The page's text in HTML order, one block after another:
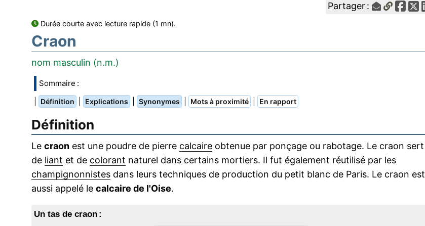
Partager :
Durée courte avec lecture rapide (1 mn).
Craon
nom masculin (n.m.)
Sommaire :
Définition Explications Synonymes Mots à proximité En rapport
Définition
Le craon est une poudre de pierre calcaire obtenue par ponçage ou rabotage. Le craon sert
de liant et de colorant naturel dans certains mortiers. Il fut également réutilisé par les
champignonnistes dans leurs techniques de production du petit blanc de Paris. Le craon est
aussi appelé le calcaire de l'Oise.
Un tas de craon :